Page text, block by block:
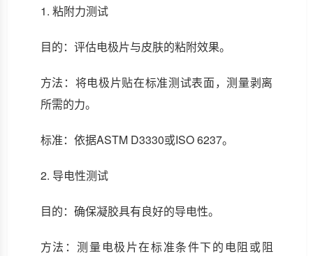
1. 粘附力测试
目的：评估电极片与皮肤的粘附效果。
方法：将电极片贴在标准测试表面，测量剥离
所需的力。
标准：依据ASTM D3330或ISO 6237。
2. 导电性测试
目的：确保凝胶具有良好的导电性。
方法：测量电极片在标准条件下的电阻或阻